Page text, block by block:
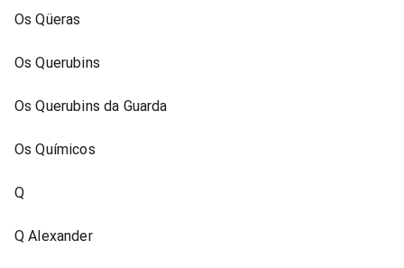
Os Qüeras
Os Querubins
Os Querubins da Guarda
Os Químicos
Q
Q Alexander